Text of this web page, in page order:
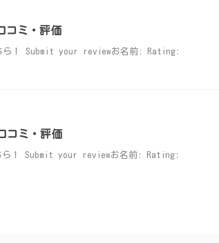
コミ・評価
ら！ Submit your reviewお名前: Rating:
コミ・評価
ちら！ Submit your reviewお名前: Rating: